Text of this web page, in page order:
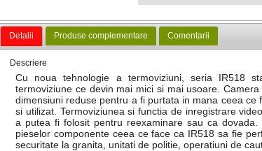
Detalii Produse complementare Comentarii
Descriere
Cu noua tehnologie a termoviziuni, seria IR518
termoviziune ce devin mai mici si mai usoare.
dimensiuni reduse pentru a fi purtata in mana ceea
si utilizat. Termoviziunea si functia de inregistrare
a putea fi folosit pentru reexaminare sau ca
pieselor componente ceea ce face ca IR518 sa fie
securitate la granita, unitati de politie, operatiuni de